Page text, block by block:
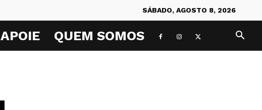
SÁBADO, AGOSTO 8, 2026
APOIE QUEM SOMOS